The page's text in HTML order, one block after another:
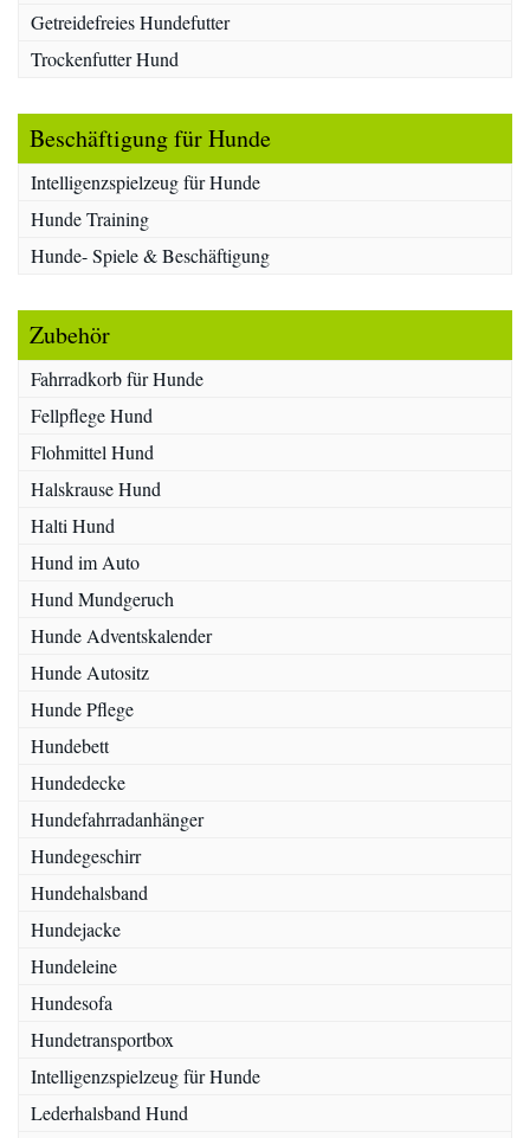
Getreidefreies Hundefutter
Trockenfutter Hund
Beschäftigung für Hunde
Intelligenzspielzeug für Hunde
Hunde Training
Hunde- Spiele & Beschäftigung
Zubehör
Fahrradkorb für Hunde
Fellpflege Hund
Flohmittel Hund
Halskrause Hund
Halti Hund
Hund im Auto
Hund Mundgeruch
Hunde Adventskalender
Hunde Autositz
Hunde Pflege
Hundebett
Hundedecke
Hundefahrradanhänger
Hundegeschirr
Hundehalsband
Hundejacke
Hundeleine
Hundesofa
Hundetransportbox
Intelligenzspielzeug für Hunde
Lederhalsband Hund